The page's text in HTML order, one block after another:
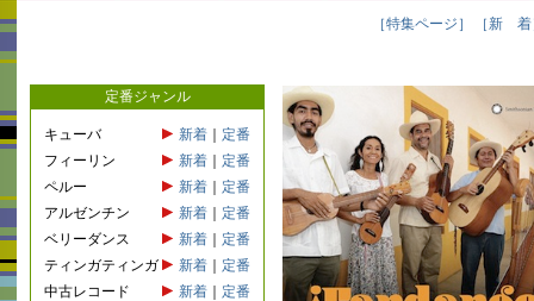
［特集ページ］ ［新 着
定番ジャンル
キューバ 新着
定番
フィーリン
新着
定番
ペルー
新着
定番
アルゼンチン
新着
定番
ベリーダンス
新着
定番
ティンガティンガ
新着
定番
中古レコード
新着
定番